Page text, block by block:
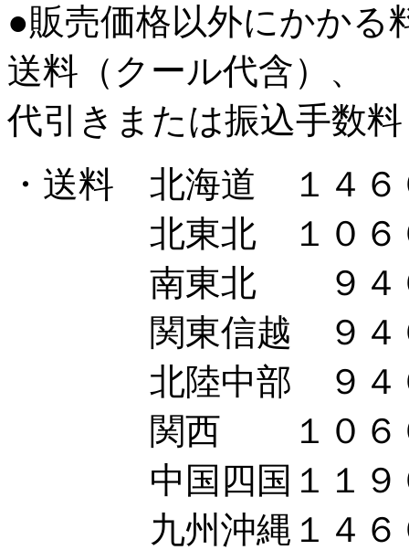
●販売価格以外にかかる
送料（クール代含）、
代引きまたは振込手数料
・送料 北海道 １４６
北東北 １０６
南東北 ９４
関東信越 ９４
北陸中部 ９４
関西 １０６
中国四国１１９
九州沖縄１４６